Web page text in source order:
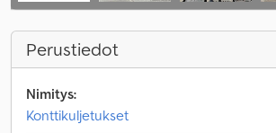
Perustiedot
Nimitys:
Konttikuljetukset